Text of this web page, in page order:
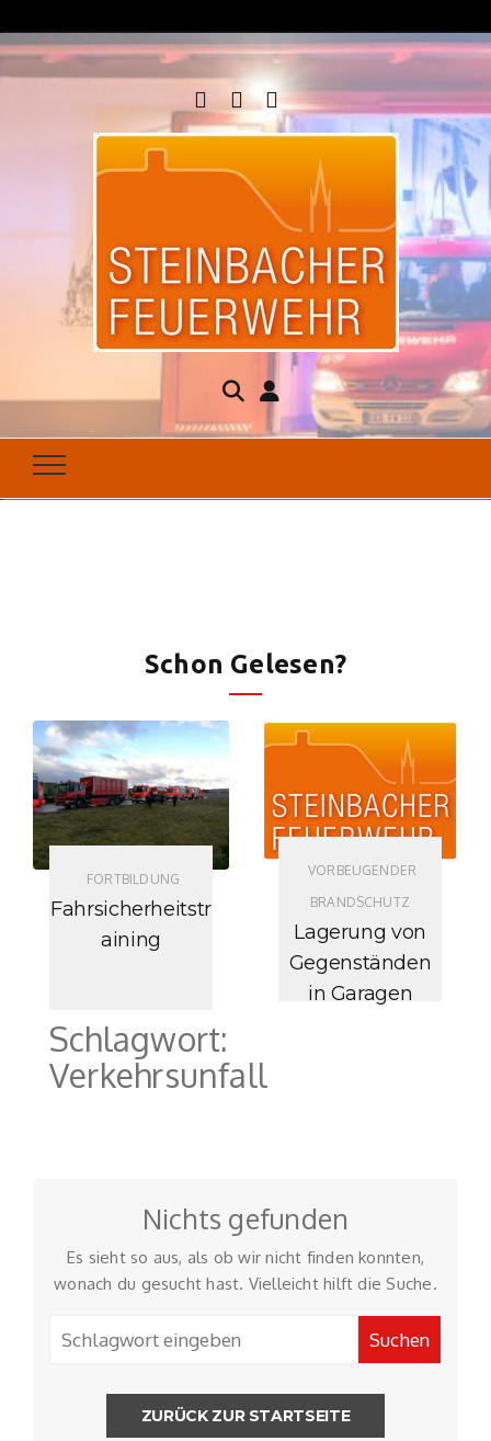
Steinbacher
Feuerwehr
Seit 1877 für Ihren Brandschutz da
Schon Gelesen?
FORTBILDUNG
Fahrsicherheitstr
aining
VORBEUGENDER
BRANDSCHUTZ
Lagerung von
Gegenständen
in Garagen
Schlagwort:
Verkehrsunfall
Nichts gefunden
Es sieht so aus, als ob wir nicht finden konnten,
wonach du gesucht hast. Vielleicht hilft die Suche.
ZURÜCK ZUR STARTSEITE